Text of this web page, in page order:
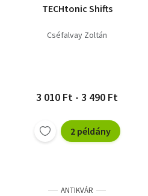
TECHtonic Shifts
Cséfalvay Zoltán
3 010 Ft - 3 490 Ft
2 példány
ANTIKVÁR